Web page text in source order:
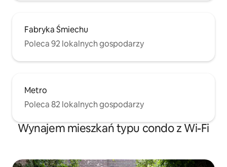
Fabryka Śmiechu
Poleca 92 lokalnych gospodarzy
Metro
Poleca 82 lokalnych gospodarzy
Wynajem mieszkań typu condo z Wi-Fi